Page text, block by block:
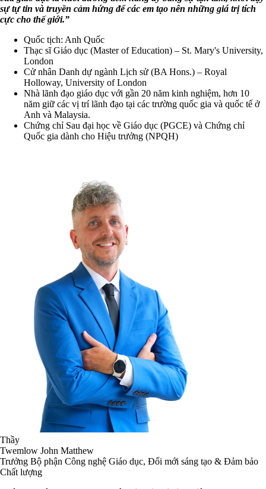
sự tự tin và truyền cảm hứng để các em tạo nên những giá trị tích
cực cho thế giới.”
Quốc tịch: Anh Quốc
Thạc sĩ Giáo dục (Master of Education) – St. Mary's University,
London
Cử nhân Danh dự ngành Lịch sử (BA Hons.) – Royal
Holloway, University of London
Nhà lãnh đạo giáo dục với gần 20 năm kinh nghiệm, hơn 10
năm giữ các vị trí lãnh đạo tại các trường quốc gia và quốc tế ở
Anh và Malaysia.
Chứng chỉ Sau đại học về Giáo dục (PGCE) và Chứng chỉ
Quốc gia dành cho Hiệu trưởng (NPQH)
Thầy
Twemlow John Matthew
Trưởng Bộ phận Công nghệ Giáo dục, Đổi mới sáng tạo & Đảm bảo
Chất lượng